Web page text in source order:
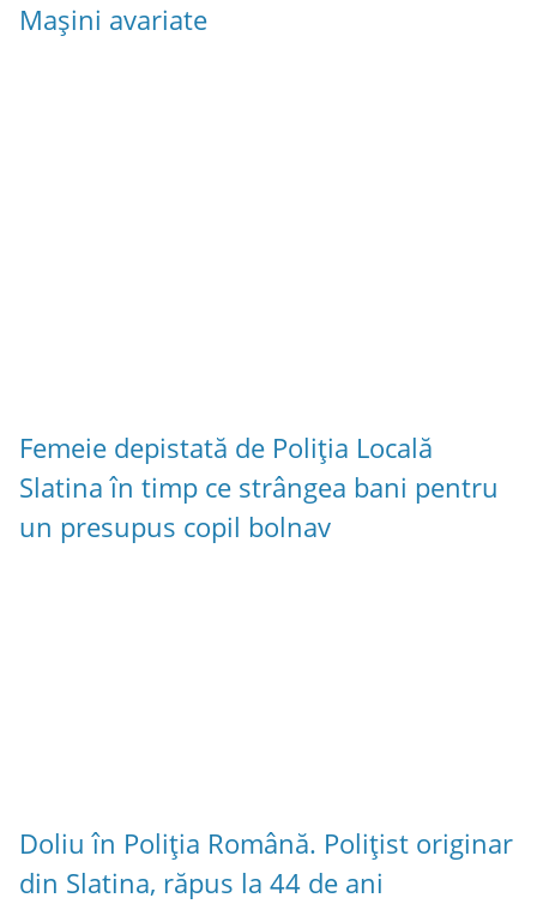
Mașini avariate
Femeie depistată de Poliția Locală
Slatina în timp ce strângea bani pentru
un presupus copil bolnav
Doliu în Poliția Română. Polițist originar
din Slatina, răpus la 44 de ani